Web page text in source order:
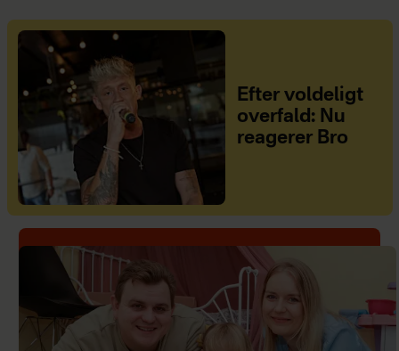
Efter voldeligt
overfald: Nu
reagerer Bro